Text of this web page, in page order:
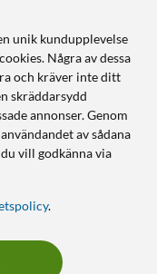
unik kundupplevelse
Några av dessa
och kräver inte ditt
skräddarsydd
annonser. Genom
av sådana
vill godkänna via
.